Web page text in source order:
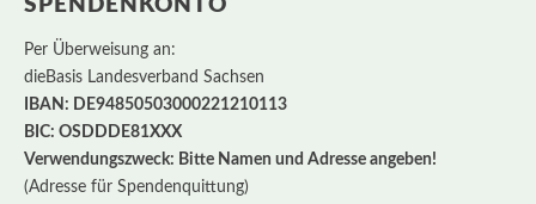
SPENDENKONTO
Per Überweisung an:
dieBasis Landesverband Sachsen
IBAN: DE94850503000221210113
BIC: OSDDDE81XXX
Verwendungszweck: Bitte Namen und Adresse angeben!
(Adresse für Spendenquittung)